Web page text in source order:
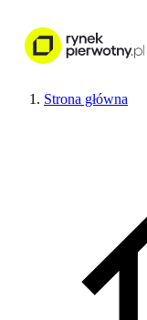
Strona główna